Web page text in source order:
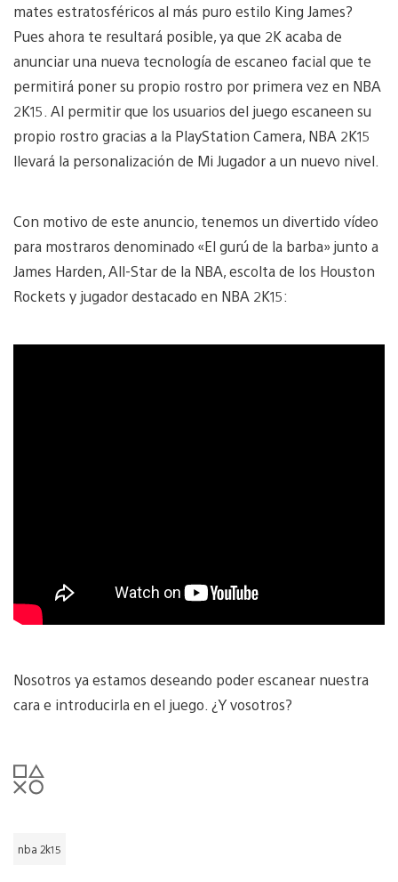
mates estratosféricos al más puro estilo King James?
Pues ahora te resultará posible, ya que 2K acaba de
anunciar una nueva tecnología de escaneo facial que te
permitirá poner su propio rostro por primera vez en NBA
2K15. Al permitir que los usuarios del juego escaneen su
propio rostro gracias a la PlayStation Camera, NBA 2K15
llevará la personalización de Mi Jugador a un nuevo nivel.
Con motivo de este anuncio, tenemos un divertido vídeo
para mostraros denominado «El gurú de la barba» junto a
James Harden, All-Star de la NBA, escolta de los Houston
Rockets y jugador destacado en NBA 2K15:
Nosotros ya estamos deseando poder escanear nuestra
cara e introducirla en el juego. ¿Y vosotros?
nba 2k15